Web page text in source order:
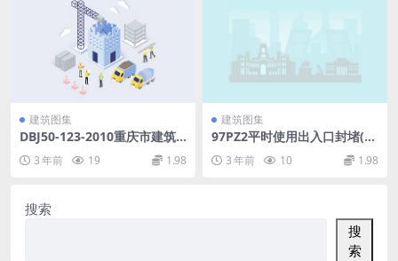
建筑图集
DBJ50-123-2010重庆市建筑
3 年前 19 1.98
建筑图集
97PZ2平时使用出入口封堵(人
3 年前 10 1.98
搜索
搜
索